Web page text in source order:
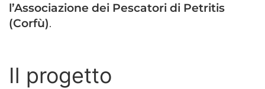
l’Associazione dei Pescatori di Petritis
(Corfù).
Il progetto